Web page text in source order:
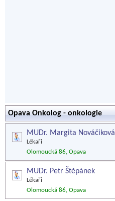
Opava Onkolog - onkologie
MUDr. Margita Nováčiková
Lékaři
Olomoucká 86, Opava
MUDr. Petr Štěpánek
Lékaři
Olomoucká 86, Opava